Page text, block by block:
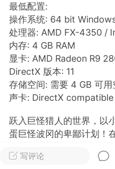
实时动态 直播
Lv.8 极品会员 靓号
电脑端 外挂制作
该内容只允许登录的用
写评论
最低配置:
操作系统: 64 bit
处理器: AMD FX-4350 /
内存: 4 GB RAM
显卡: AMD Radeon R9
DirectX 版本: 11
存储空间: 需要 4 GB 可用
声卡: DirectX
跃入巨怪猎人的世界，以
蛋巨怪波冈的卑鄙计划！
弈邪恶势力， 为阻止时